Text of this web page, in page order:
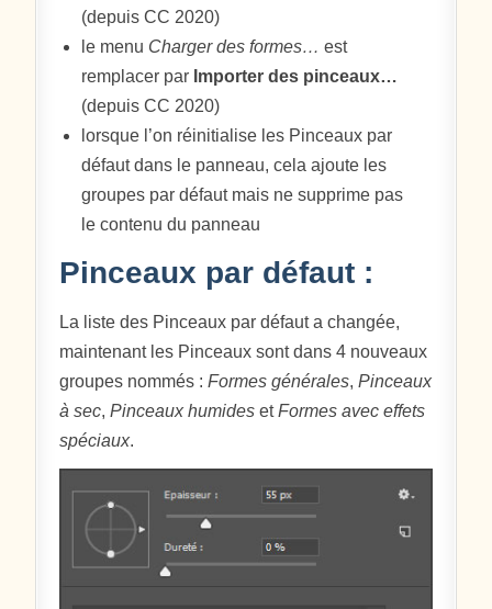
(depuis CC 2020)
le menu Charger des formes… est
remplacer par Importer des pinceaux…
(depuis CC 2020)
lorsque l’on réinitialise les Pinceaux par
défaut dans le panneau, cela ajoute les
groupes par défaut mais ne supprime pas
le contenu du panneau
Pinceaux par défaut :
La liste des Pinceaux par défaut a changée,
maintenant les Pinceaux sont dans 4 nouveaux
groupes nommés :Formes générales,Pinceaux
à sec,Pinceaux humides etFormes avec effets
spéciaux.